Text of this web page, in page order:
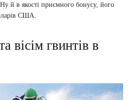
й в якості приємного бонусу, його
США.
вісім гвинтів в